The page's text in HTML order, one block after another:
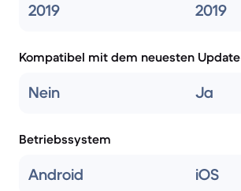
2019 2019
Kompatibel mit dem neuesten Update
Nein Ja
Betriebssystem
Android iOS